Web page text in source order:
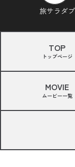
旅サラダ
TOP
トップページ
MOVIE
ムービー一覧